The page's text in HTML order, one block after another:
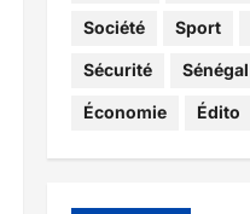
Société Sport
Sécurité Sénégal
Économie Édito